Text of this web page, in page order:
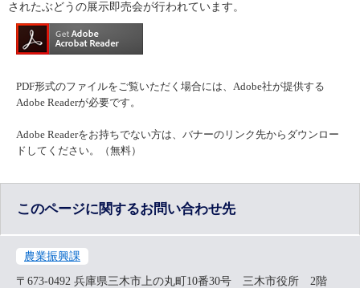
されたぶどうの展示即売会が行われています。
PDF形式のファイルをご覧いただく場合には、Adobe社が提供する
Adobe Readerが必要です。
Adobe Readerをお持ちでない方は、バナーのリンク先からダウンロー
ドしてください。（無料）
このページに関するお問い合わせ先
農業振興課
〒673-0492 兵庫県三木市上の丸町10番30号 三木市役所 2階